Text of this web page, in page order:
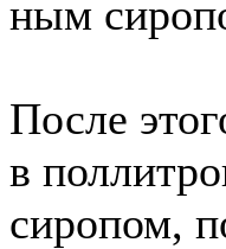
ным
После
в
сиропом,